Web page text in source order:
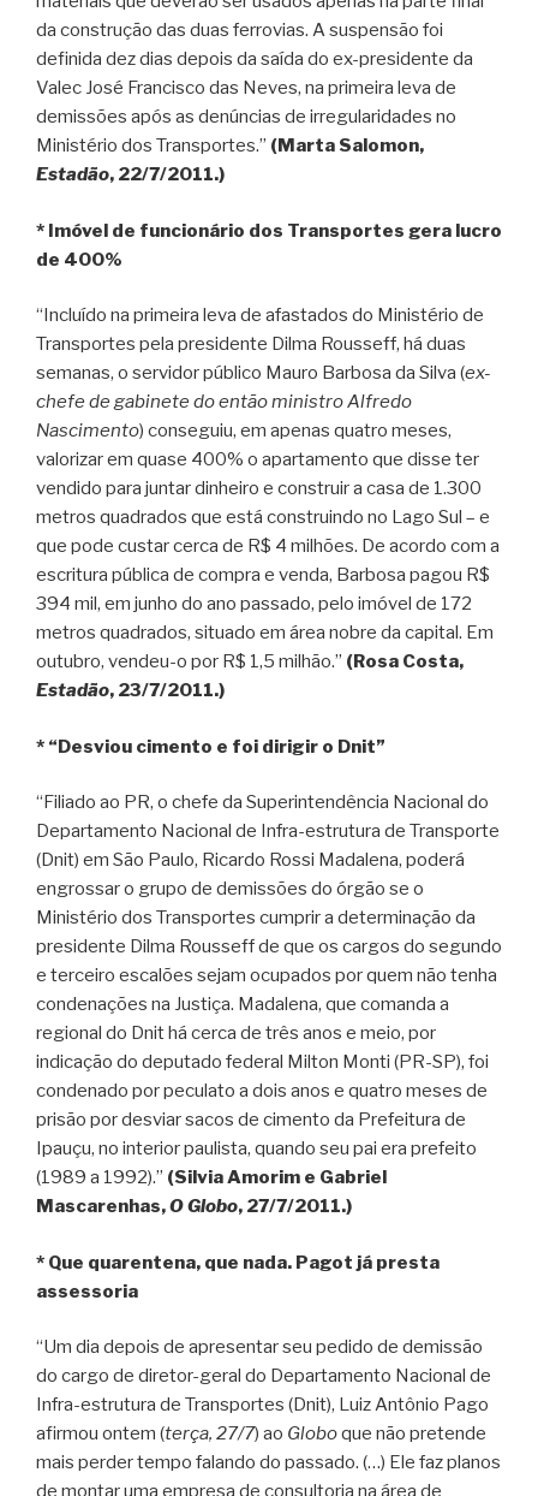
da construção das duas ferrovias. A suspensão foi
definida dez dias depois da saída do ex-presidente da
Valec José Francisco das Neves, na primeira leva de
demissões após as denúncias de irregularidades no
Ministério dos Transportes.” (Marta Salomon,
Estadão, 22/7/2011.)
* Imóvel de funcionário dos Transportes gera lucro
de 400%
“Incluído na primeira leva de afastados do Ministério de
Transportes pela presidente Dilma Rousseff, há duas
semanas, o servidor público Mauro Barbosa da Silva (ex-
chefe de gabinete do então ministro Alfredo
Nascimento) conseguiu, em apenas quatro meses,
valorizar em quase 400% o apartamento que disse ter
vendido para juntar dinheiro e construir a casa de 1.300
metros quadrados que está construindo no Lago Sul – e
que pode custar cerca de R$ 4 milhões. De acordo com a
escritura pública de compra e venda, Barbosa pagou R$
394 mil, em junho do ano passado, pelo imóvel de 172
metros quadrados, situado em área nobre da capital. Em
outubro, vendeu-o por R$ 1,5 milhão.” (Rosa Costa,
Estadão, 23/7/2011.)
* “Desviou cimento e foi dirigir o Dnit”
“Filiado ao PR, o chefe da Superintendência Nacional do
Departamento Nacional de Infra-estrutura de Transporte
(Dnit) em São Paulo, Ricardo Rossi Madalena, poderá
engrossar o grupo de demissões do órgão se o
Ministério dos Transportes cumprir a determinação da
presidente Dilma Rousseff de que os cargos do segundo
e terceiro escalões sejam ocupados por quem não tenha
condenações na Justiça. Madalena, que comanda a
regional do Dnit há cerca de três anos e meio, por
indicação do deputado federal Milton Monti (PR-SP), foi
condenado por peculato a dois anos e quatro meses de
prisão por desviar sacos de cimento da Prefeitura de
Ipauçu, no interior paulista, quando seu pai era prefeito
(1989 a 1992).” (Silvia Amorim e Gabriel
Mascarenhas,O Globo, 27/7/2011.)
* Que quarentena, que nada. Pagot já presta
assessoria
“Um dia depois de apresentar seu pedido de demissão
do cargo de diretor-geral do Departamento Nacional de
Infra-estrutura de Transportes (Dnit), Luiz Antônio Pago
afirmou ontem (terça, 27/7) ao Globoque não pretende
mais perder tempo falando do passado. (…) Ele faz planos
de montar uma empresa de consultoria na área de